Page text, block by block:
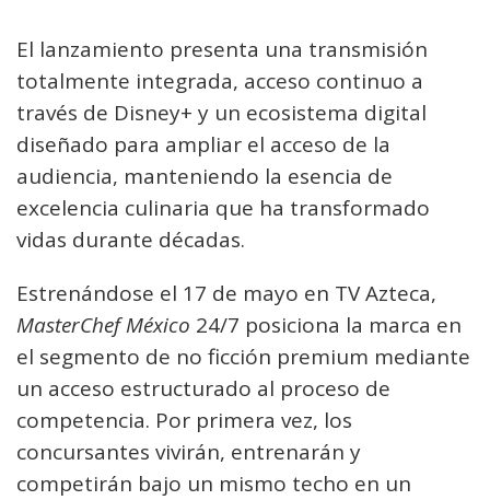
El lanzamiento presenta una transmisión
totalmente integrada, acceso continuo a
través de Disney+ y un ecosistema digital
diseñado para ampliar el acceso de la
audiencia, manteniendo la esencia de
excelencia culinaria que ha transformado
vidas durante décadas.
Estrenándose el 17 de mayo en TV Azteca,
MasterChef México 24/7 posiciona la marca en
el segmento de no ficción premium mediante
un acceso estructurado al proceso de
competencia. Por primera vez, los
concursantes vivirán, entrenarán y
competirán bajo un mismo techo en un